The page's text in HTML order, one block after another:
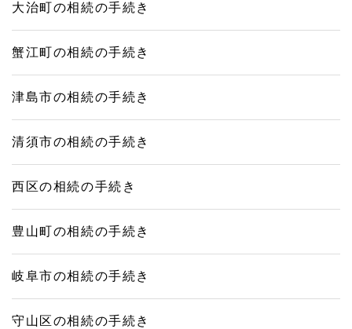
大治町の相続の手続き
蟹江町の相続の手続き
津島市の相続の手続き
清須市の相続の手続き
西区の相続の手続き
豊山町の相続の手続き
岐阜市の相続の手続き
守山区の相続の手続き